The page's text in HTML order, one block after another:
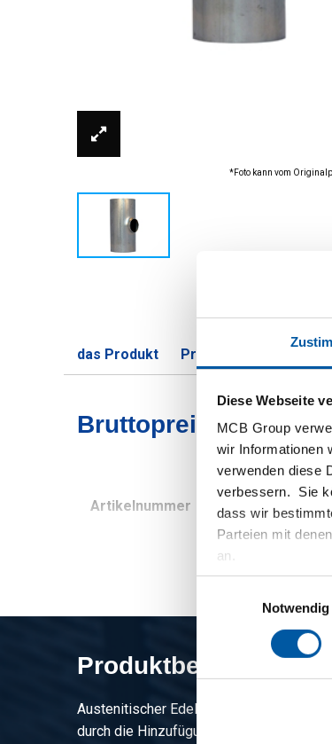
Diese Webseite
MCB Group
wir Informationen
verwenden diese
verbessern. Sie
dass wir
Parteien mit
an.
Notwendig
*Foto kann vom
das Produkt Produktbeschreibung
Bruttopreisliste:
Artikelnummer
Produktbeschreibung
Austenitischer Edelstahl. Im Vergleich
durch die Hinzufügung von Molybdän